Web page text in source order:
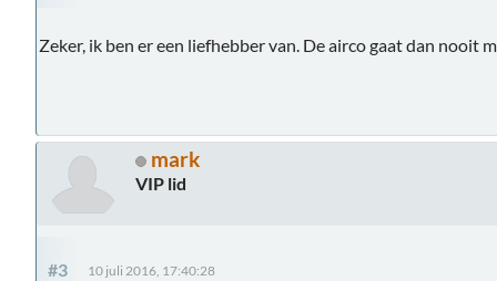
Zeker, ik ben er een liefhebber van. De airco gaat dan nooit
mark
VIP lid
#3 10 juli 2016, 17:40:28